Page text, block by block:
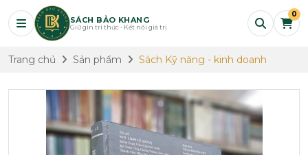
SÁCH BẢO KHANG
Giữ gìn tri thức - Kết nối giá trị
0
Trang chủ Sản phẩm Sách Kỹ năng - kinh doanh